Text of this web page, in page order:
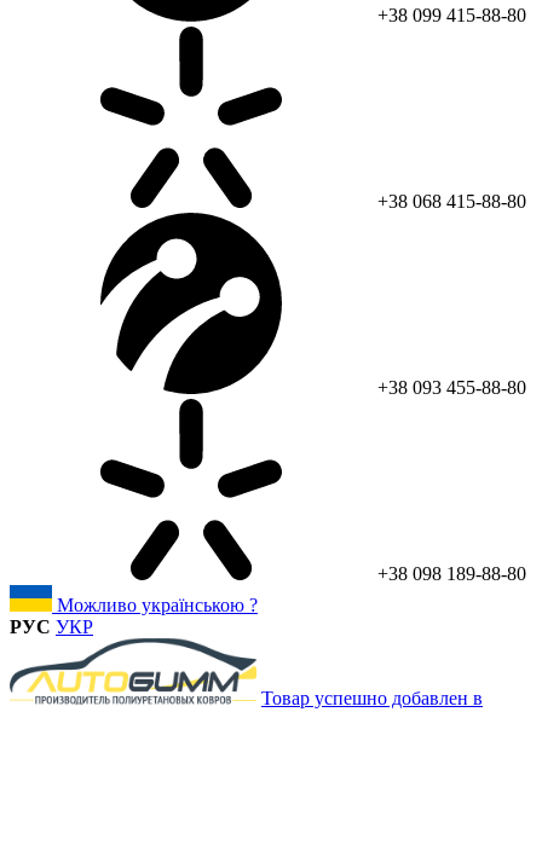
+38 099 415-88-80
+38 068 415-88-80
+38 093 455-88-80
+38 098 189-88-80
Можливо українською ?
РУС УКР
Товар успешно добавлен в